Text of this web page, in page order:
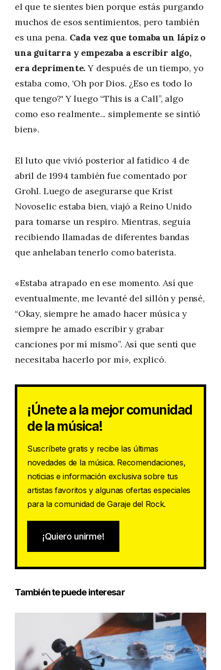
el que te sientes bien porque estás purgando
muchos de esos sentimientos, pero también
es una pena. Cada vez que tomaba un lápiz o
una guitarra y empezaba a escribir algo,
era deprimente.Y después de un tiempo, yo
estaba como, ‘Oh por Dios. ¿Eso es todo lo
que tengo?' Y luego “This is a Call”, algo
como eso realmente... simplemente se sintió
bien».
El luto que vivió posterior al fatídico 4 de
abril de 1994 también fue comentado por
Grohl. Luego de asegurarse que Krist
Novoselic estaba bien, viajó a Reino Unido
para tomarse un respiro. Mientras, seguía
recibiendo llamadas de diferentes bandas
que anhelaban tenerlo como baterista.
«Estaba atrapado en ese momento. Así que
eventualmente, me levanté del sillón y pensé,
“Okay, siempre he amado hacer música y
siempre he amado escribir y grabar
canciones por mí mismo”. Así que sentí que
necesitaba hacerlo por mí», explicó.
¡Únete a la mejor comunidad
de la música!
Suscríbete gratis y recibe las últimas
novedades de la música. Recomendaciones,
noticias e información exclusiva sobre tus
artistas favoritos y algunas ofertas especiales
para la comunidad de Garaje del Rock.
¡Quiero unirme!
También te puede interesar